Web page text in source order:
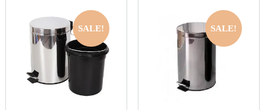
SALE!
QUICK LOOK
VIEW DETAILS
THÊM VÀO GIỎ
HÀNG
SALE!
QUICK LOOK
VIEW DETAILS
THÊM VÀO GIỎ
HÀNG